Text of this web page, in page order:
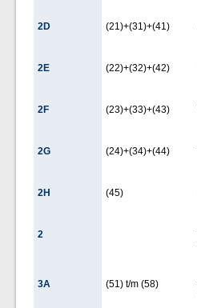
2D (21)+(31)+(41)
2E (22)+(32)+(42)
2F (23)+(33)+(43)
2G (24)+(34)+(44)
2H (45)
2
3A (51) t/m (58)